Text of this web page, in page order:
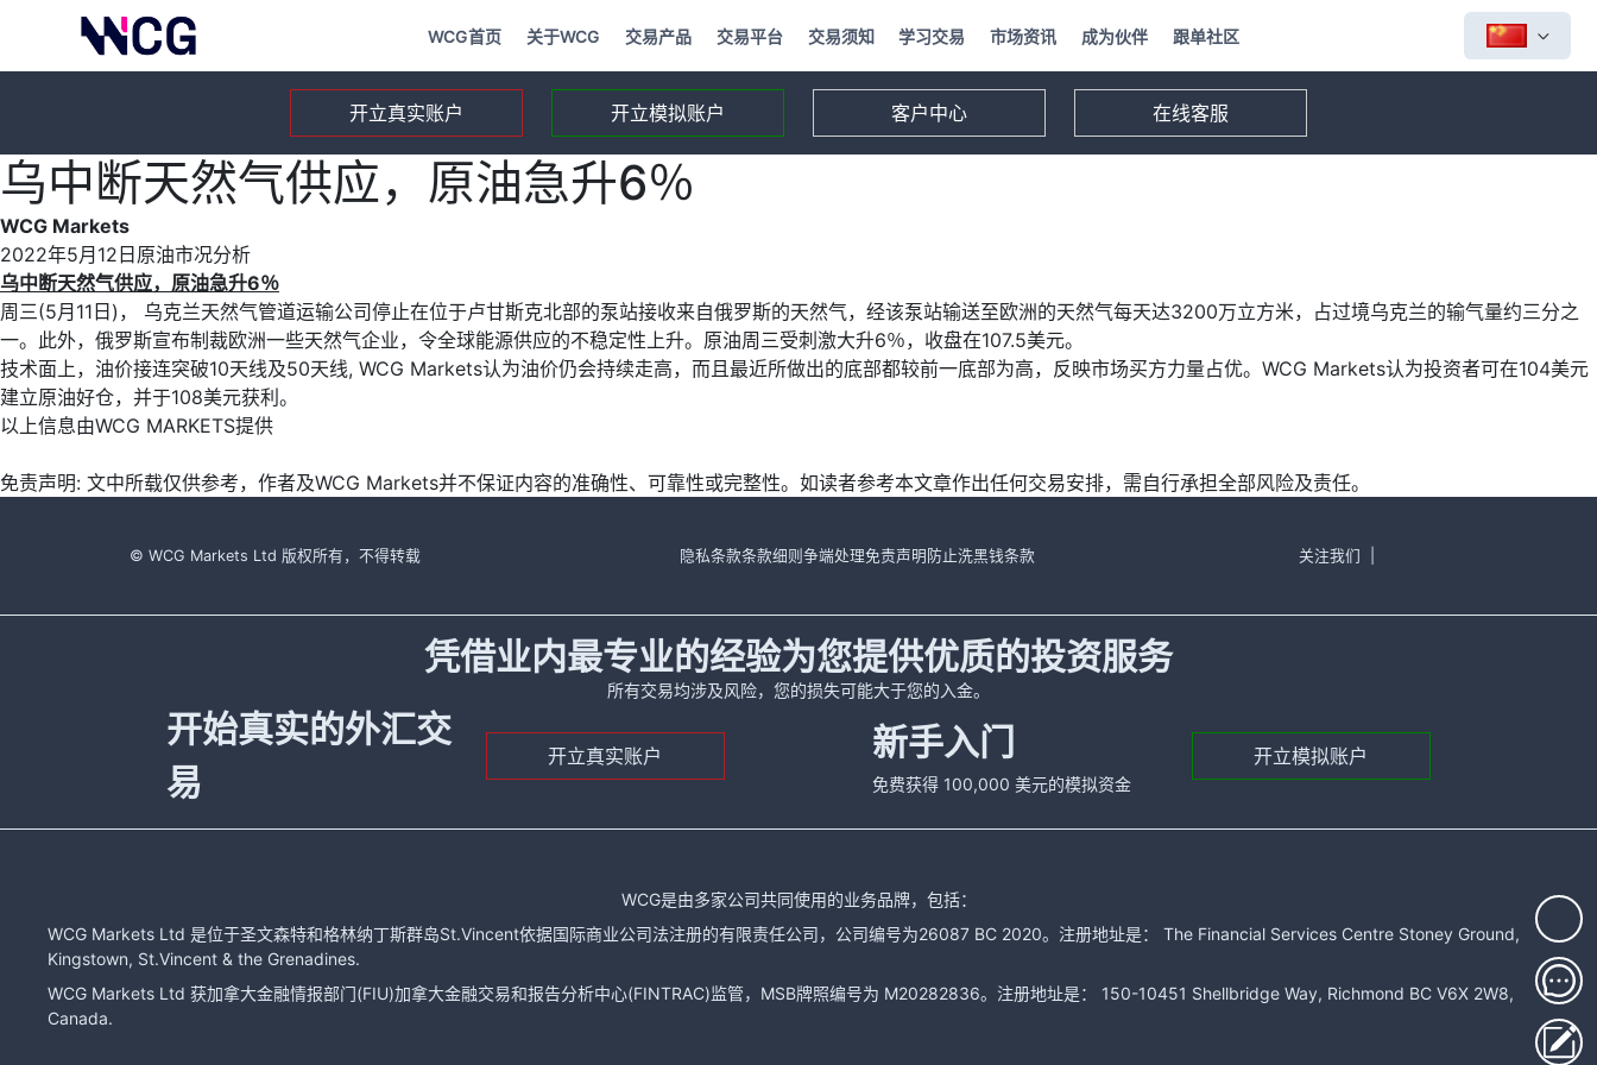
WCG首页 关于WCG 交易产品 交易平台 交易须知 学习交易 市场资讯 成为伙伴 跟单社区
开立真实账户 开立模拟账户 客户中心 在线客服
乌中断天然气供应，原油急升6％
WCG Markets
2022年5月12日原油市况分析
乌中断天然气供应， 原油急升6％
周三(5月11日)， 乌克兰天然气管道运输公司停止在位于卢甘斯克北部的泵站接收来自俄罗斯的天然气，经该泵站输送至欧洲的天然气每天达3200万立方米，占过境乌克兰的输气量约三分之
一。此外，俄罗斯宣布制裁欧洲一些天然气企业，令全球能源供应的不稳定性上升。原油周三受刺激大升6％，收盘在107.5美元。
技术面上，油价接连突破10天线及50天线, WCG Markets认为油价仍会持续走高，而且最近所做出的底部都较前一底部为高，反映市场买方力量占优。WCG Markets认为投资者可在104美元
建立原油好仓，并于108美元获利。
以上信息由WCG MARKETS提供
免责声明: 文中所载仅供参考，作者及WCG Markets并不保证内容的准确性、可靠性或完整性。如读者参考本文章作出任何交易安排，需自行承担全部风险及责任。
© WCG Markets Ltd 版权所有，不得转载 隐私条款条款细则 争端处理免责声明 防止洗黑钱条款 关注我们
凭借业内最专业的经验为您提供优质的投资服务
所有交易均涉及风险，您的损失可能大于您的入金。
开始真实的外汇交
易
开立真实账户 新手入门
免费获得 100,000 美元的模拟资金
开立模拟账户
WCG是由多家公司共同使用的业务品牌，包括：
WCG Markets Ltd 是位于圣文森特和格林纳丁斯群岛St.Vincent依据国际商业公司法注册的有限责任公司，公司编号为26087 BC 2020。注册地址是： The Financial Services Centre Stoney Ground,
Kingstown, St.Vincent & the Grenadines.
WCG Markets Ltd 获加拿大金融情报部门(FIU)加拿大金融交易和报告分析中心(FINTRAC)监管，MSB牌照编号为 M20282836。注册地址是： 150-10451 Shellbridge Way, Richmond BC V6X 2W8,
Canada.